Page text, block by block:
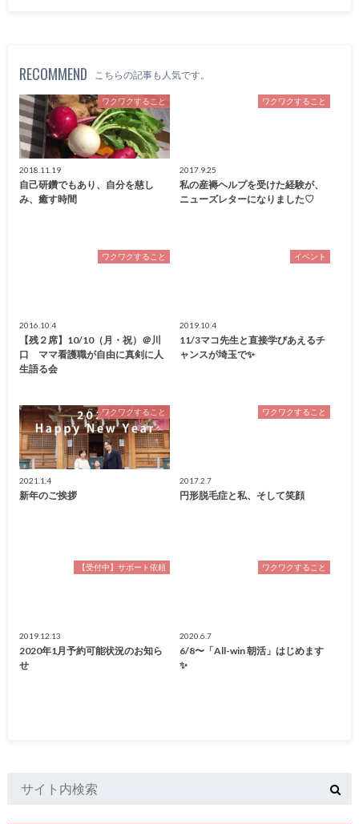
RECOMMEND こちらの記事も人気です。
ワクワクすること
2018.11.19
自己研鑽でもあり、自分を慈し
み、癒す時間
ワクワクすること
2017.9.25
私の産褥ヘルプを受けた経験が、
ニューズレターになりました♡
ワクワクすること
2016.10.4
【残２席】10/10（月・祝）＠川
口 ママ看護職が自由に真剣に人
生語る会
イベント
2019.10.4
11/3マコ先生と直接学びあえるチ
ャンスが埼玉で✨
ワクワクすること
2021.1.4
新年のご挨拶
ワクワクすること
2017.2.7
円形脱毛症と私、そして笑顔
【受付中】サポート依頼
2019.12.13
2020年1月予約可能状況のお知ら
せ
ワクワクすること
2020.6.7
6/8〜「All-win 朝活」はじめます
✨